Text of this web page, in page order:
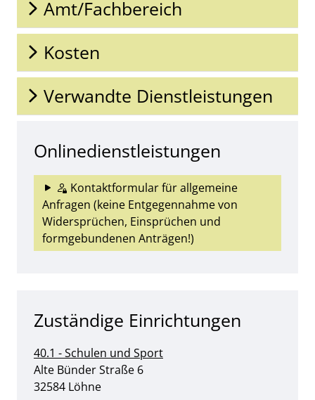
Amt/Fachbereich
Kosten
Verwandte Dienstleistungen
Onlinedienstleistungen
Kontaktformular für allgemeine
Anfragen (keine Entgegennahme von
Widersprüchen, Einsprüchen und
formgebundenen Anträgen!)
Zuständige Einrichtungen
40.1 - Schulen und Sport
Straße:
Alte Bünder Straße Hausnummer:
6
PLZ:
32584 Ort:
Löhne